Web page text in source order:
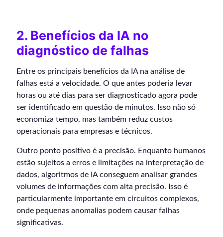
2. Benefícios da IA no
diagnóstico de falhas
Entre os principais benefícios da IA na análise de
falhas está a velocidade. O que antes poderia levar
horas ou até dias para ser diagnosticado agora pode
ser identificado em questão de minutos. Isso não só
economiza tempo, mas também reduz custos
operacionais para empresas e técnicos.
Outro ponto positivo é a precisão. Enquanto humanos
estão sujeitos a erros e limitações na interpretação de
dados, algoritmos de IA conseguem analisar grandes
volumes de informações com alta precisão. Isso é
particularmente importante em circuitos complexos,
onde pequenas anomalias podem causar falhas
significativas.